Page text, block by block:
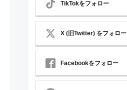
TikTokをフォロー
X (旧Twitter) をフォロー
Facebookをフォロー